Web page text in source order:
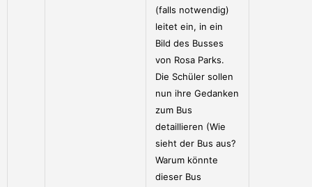
(falls notwendig)
leitet ein, in ein
Bild des Busses
von Rosa Parks.
Die Schüler sollen
nun ihre Gedanken
zum Bus
detaillieren (Wie
sieht der Bus aus?
Warum könnte
dieser Bus